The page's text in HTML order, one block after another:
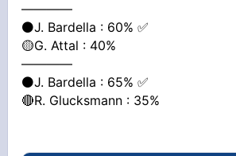
————
⚫️J. Bardella : 60% ✅
🟡G. Attal : 40%
————
⚫️J. Bardella : 65% ✅
🔴R. Glucksmann : 35%